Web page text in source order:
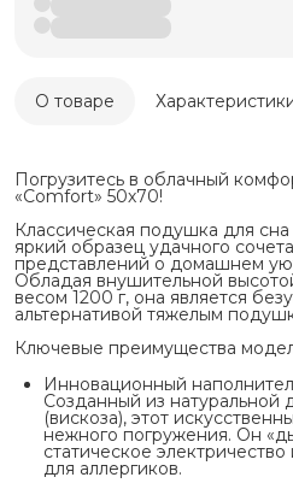
О товаре
Погрузитесь в облачный
«Comfort» 50х70!
Классическая подушка для
яркий образец удачного
представлений о домашнем
Обладая внушительной
весом 1200 г, она является
альтернативой тяжелым
Ключевые преимущества
Инновационный
Созданный из натуральной
(вискоза), этот
нежного погружения. Он
статическое
для аллергиков.